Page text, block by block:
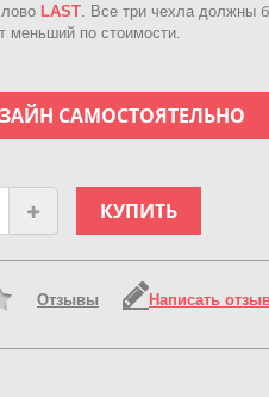
LAST. Все три чехла должны
меньший по стоимости.
САМОСТОЯТЕЛЬНО
КУПИТЬ
Отзывы Написать